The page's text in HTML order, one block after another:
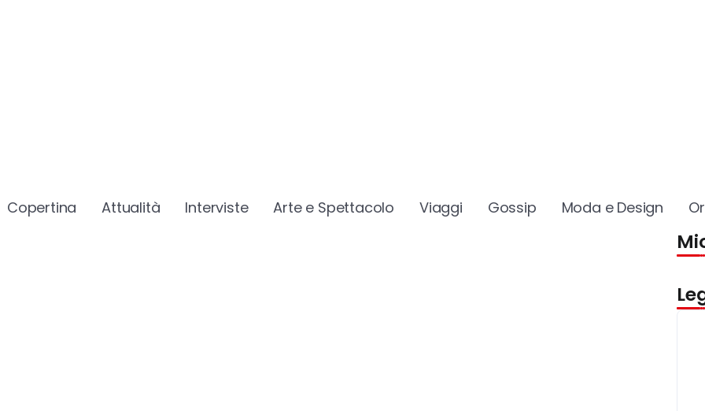
Copertina Attualità Interviste Arte e Spettacolo Viaggi Gossip Moda e Design